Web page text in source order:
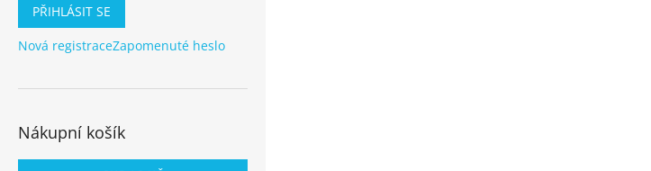
PŘIHLÁSIT SE
Nová registraceZapomenuté heslo
Nákupní košík